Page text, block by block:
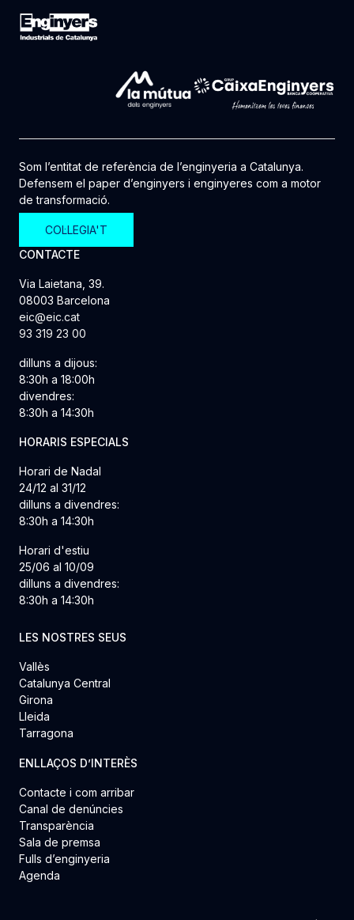
Som l’entitat de referència de l’enginyeria a Catalunya.
Defensem el paper d’enginyers i enginyeres com a motor
de transformació.
COL·LEGIA'T
CONTACTE
Via Laietana, 39.
08003 Barcelona
eic@eic.cat
93 319 23 00
dilluns a dijous:
8:30h a 18:00h
divendres:
8:30h a 14:30h
HORARIS ESPECIALS
Horari de Nadal
24/12 al 31/12
dilluns a divendres:
8:30h a 14:30h
Horari d'estiu
25/06 al 10/09
dilluns a divendres:
8:30h a 14:30h
LES NOSTRES SEUS
Vallès
Catalunya Central
Girona
Lleida
Tarragona
ENLLAÇOS D’INTERÈS
Contacte i com arribar
Canal de denúncies
Transparència
Sala de premsa
Fulls d’enginyeria
Agenda